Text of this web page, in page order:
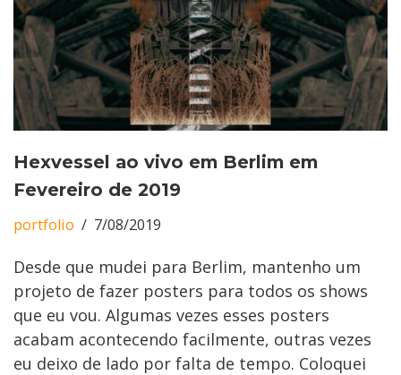
Hexvessel ao vivo em Berlim em
Fevereiro de 2019
portfolio 7/08/2019
Desde que mudei para Berlim, mantenho um
projeto de fazer posters para todos os shows
que eu vou. Algumas vezes esses posters
acabam acontecendo facilmente, outras vezes
eu deixo de lado por falta de tempo. Coloquei